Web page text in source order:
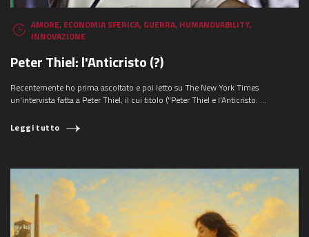
AMORE, ECONOMIA SFERICA, GUERRA, HUMANOVABILITY,
INNOVAZIONE
Peter Thiel: l'Anticristo (?)
Recentemente ho prima ascoltato e poi letto su The New York Times
un'intervista fatta a Peter Thiel, il cui titolo ("Peter Thiel e l'Anticristo. ...
Leggi tutto